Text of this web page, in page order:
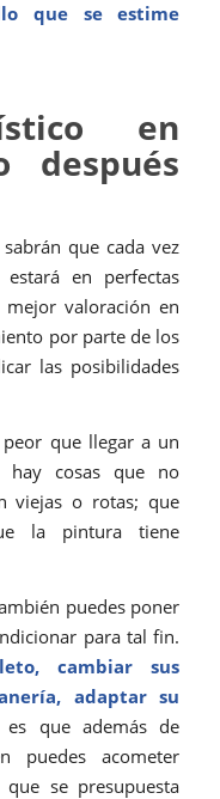
que se estime
en
después
que cada vez
en perfectas
valoración en
por parte de los
las posibilidades
que llegar a un
hay cosas que no
viejas o rotas; que
la pintura tiene
puedes poner
para tal fin.
cambiar sus
adaptar su
que además de
puedes acometer
se presupuesta